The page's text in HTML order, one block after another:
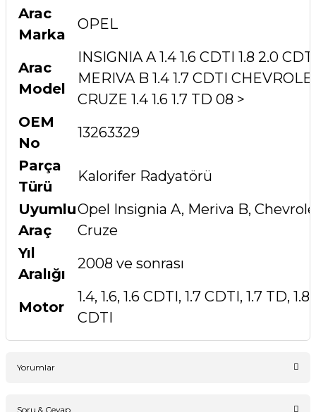
Arac
Marka
OPEL
Arac
Model
INSIGNIA A 1.4 1.6 CDTI 1.8 2.0
MERIVA B 1.4 1.7 CDTI
CRUZE 1.4 1.6 1.7 TD 08 >
OEM
No
13263329
Parça
Türü
Kalorifer Radyatörü
Uyumlu
Araç
Opel Insignia A, Meriva B,
Cruze
Yıl
Aralığı
2008 ve sonrası
Motor
1.4, 1.6, 1.6 CDTI, 1.7 CDTI, 1.7 TD,
CDTI
Yorumlar
Soru & Cevap